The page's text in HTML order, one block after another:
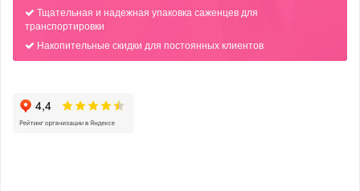
Тщательная и надежная упаковка саженцев для
транспортировки
Накопительные скидки для постоянных клиентов